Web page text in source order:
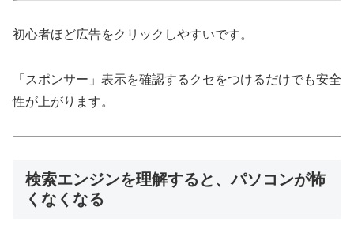
初心者ほど広告をクリックしやすいです。
「スポンサー」表示を確認するクセをつけるだけでも安全
性が上がります。
検索エンジンを理解すると、パソコンが怖
くなくなる